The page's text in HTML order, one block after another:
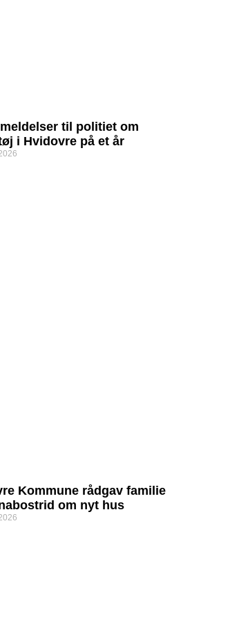
til politiet om
i Hvidovre på et år
Kommune rådgav familie
om nyt hus